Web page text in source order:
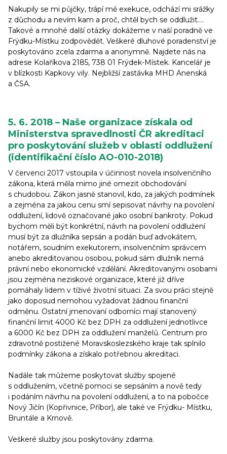
Nakupily se mi půjčky, trápí mě exekuce, odchází mi srážky
z důchodu a nevím kam a proč, chtěl bych se oddlužit….
Takové a mnohé další otázky dokážeme v naší poradně ve
Frýdku-Místku zodpovědět. Veškeré dluhové poradenství je
poskytováno zcela zdarma a anonymně. Najdete nás na
adrese Kolaříkova 2185, 738 01 Frýdek-Místek. Kancelář je
v blízkosti Kapkovy vily. Nejbližší zastávka MHD Anenská
a ČSA.
5. 6. 2018 – Naše organizace získala od
Ministerstva spravedlnosti ČR akreditaci
pro poskytování služeb v oblasti oddlužení
(identifikační číslo AO-010-2018)
V červenci 2017 vstoupila v účinnost novela insolvenčního
zákona, která měla mimo jiné omezit obchodování
s chudobou. Zákon jasně stanovil, kdo, za jakých podmínek
a zejména za jakou cenu smí sepisovat návrhy na povolení
oddlužení, lidově označované jako osobní bankroty. Pokud
bychom měli být konkrétní, návrh na povolení oddlužení
musí být za dlužníka sepsán a podán buď advokátem,
notářem, soudním exekutorem, insolvenčním správcem
anebo akreditovanou osobou, pokud sám dlužník nemá
právní nebo ekonomické vzdělání. Akreditovanými osobami
jsou zejména neziskové organizace, které již dříve
pomáhaly lidem v tíživé životní situaci. Za svou práci stejně
jako doposud nemohou vyžadovat žádnou finanční
odměnu. Ostatní jmenovaní odborníci mají stanovený
finanční limit 4000 Kč bez DPH za oddlužení jednotlivce
a 6000 Kč bez DPH za oddlužení manželů. Centrum pro
zdravotně postižené Moravskoslezského kraje tak splnilo
podmínky zákona a získalo potřebnou akreditaci.
Nadále tak můžeme poskytovat služby spojené
s oddlužením, včetně pomoci se sepsáním a nově tedy
i podáním návrhu na povolení oddlužení, a to na pobočce
Nový Jičín (Kopřivnice, Příbor), ale také ve Frýdku- Místku,
Bruntále a Krnově.
Veškeré služby jsou poskytovány zdarma.